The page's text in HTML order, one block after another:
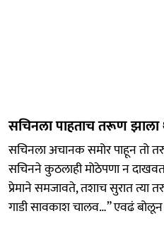
सचिनला पाहताच तरूण
सचिनला अचानक समोर पाहून तो
सचिनने कुठलाही मोठेपणा न
प्रेमाने समजावते, तशाच सुरात त्या
गाडी सावकाश चालव…” एवढं बोलून